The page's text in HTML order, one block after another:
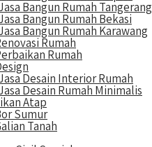
Bangun Rumah Tangerang
Bangun Rumah Bekasi
Bangun Rumah Karawang
Rumah
Rumah
Desain Interior Rumah
Desain Rumah Minimalis
Atap
Sumur
Tanah